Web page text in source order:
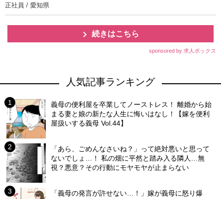
正社員 / 愛知県
続きはこちら
sponsored by 求人ボックス
人気記事ランキング
義母の便利屋を卒業してノーストレス！ 離婚から始
まる妻と娘の新たな人生に悔いはなし！【嫁を便利
屋扱いする義母 Vol.44】
「あら、ごめんなさいね？」って絶対悪いと思って
ないでしょ…！ 私の畑に平然と踏み入る隣人…無
視？悪意？その行動にモヤモヤが止まらない
「義母の発言が許せない…！」嫁が義母に怒り爆